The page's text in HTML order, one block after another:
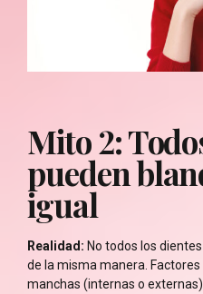
Mito 2:
pueden
igual
Realidad: No todos los
de la misma manera.
manchas (internas o